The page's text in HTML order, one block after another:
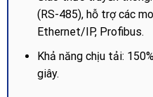
(RS-485), hỗ trợ các
Ethernet/IP, Profibus.
Khả năng chịu tải:
giây.